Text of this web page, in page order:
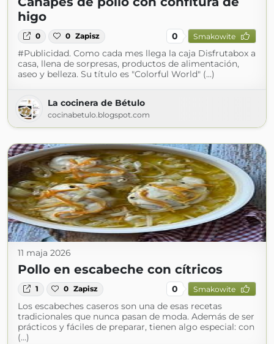
higo
0 0 Zapisz 0 Smakowite
#Publicidad. Como cada mes llega la caja Disfrutabox a
casa, llena de sorpresas, productos de alimentación,
aseo y belleza. Su título es "Colorful World" (...)
La cocinera de Bétulo
cocinabetulo.blogspot.com
11 maja 2026
Pollo en escabeche con cítricos
1 0 Zapisz 0 Smakowite
Los escabeches caseros son una de esas recetas
tradicionales que nunca pasan de moda. Además de ser
prácticos y fáciles de preparar, tienen algo especial: con
(...)